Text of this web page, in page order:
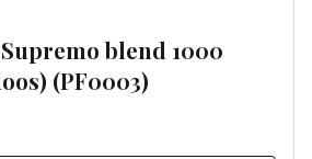
blend 1000
doos) (PF0003)